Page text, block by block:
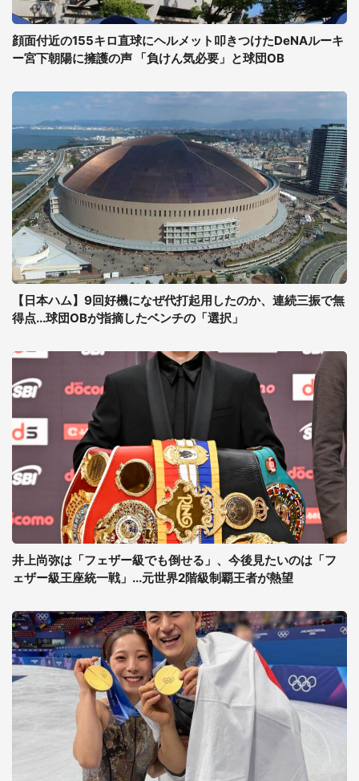
顔面付近の155キロ直球にヘルメット叩きつけたDeNAルーキ
ー宮下朝陽に擁護の声 「負けん気必要」と球団OB
【日本ハム】9回好機になぜ代打起用したのか、連続三振で無
得点...球団OBが指摘したベンチの「選択」
井上尚弥は「フェザー級でも倒せる」、今後見たいのは「フ
ェザー級王座統一戦」...元世界2階級制覇王者が熱望